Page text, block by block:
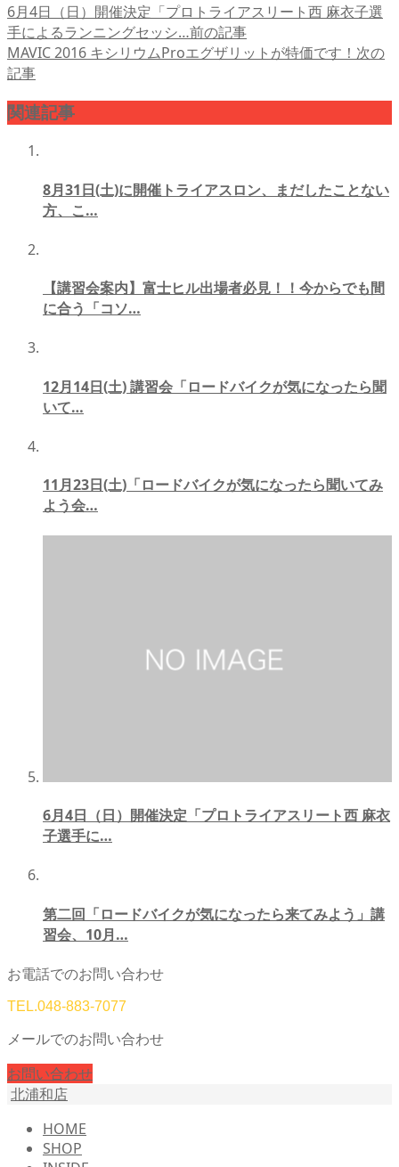
6月4日（日）開催決定「プロトライアスリート西 麻衣子選
手によるランニングセッシ…前の記事
MAVIC 2016 キシリウムProエグザリットが特価です！ 次の
記事
関連記事
8月31日(土)に開催トライアスロン、まだしたことない
方、こ…
【講習会案内】富士ヒル出場者必見！！今からでも間
に合う「コソ…
12月14日(土) 講習会「ロードバイクが気になったら聞
いて…
11月23日(土)「ロードバイクが気になったら聞いてみ
よう会…
6月4日（日）開催決定「プロトライアスリート西 麻衣
子選手に…
第二回「ロードバイクが気になったら来てみよう」講
習会、10月…
お電話でのお問い合わせ
TEL.048-883-7077
メールでのお問い合わせ
お問い合わせ
北浦和店
HOME
SHOP